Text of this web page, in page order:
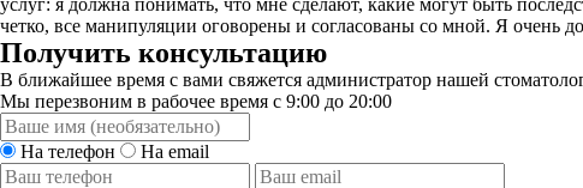
услуг: я должна понимать, что мне сделают, какие могут быть
четко, все манипуляции оговорены и согласованы со мной. Я очень
Получить консультацию
В ближайшее время с вами свяжется администратор нашей
Мы перезвоним в рабочее время с 9:00 до 20:00
На телефон На email